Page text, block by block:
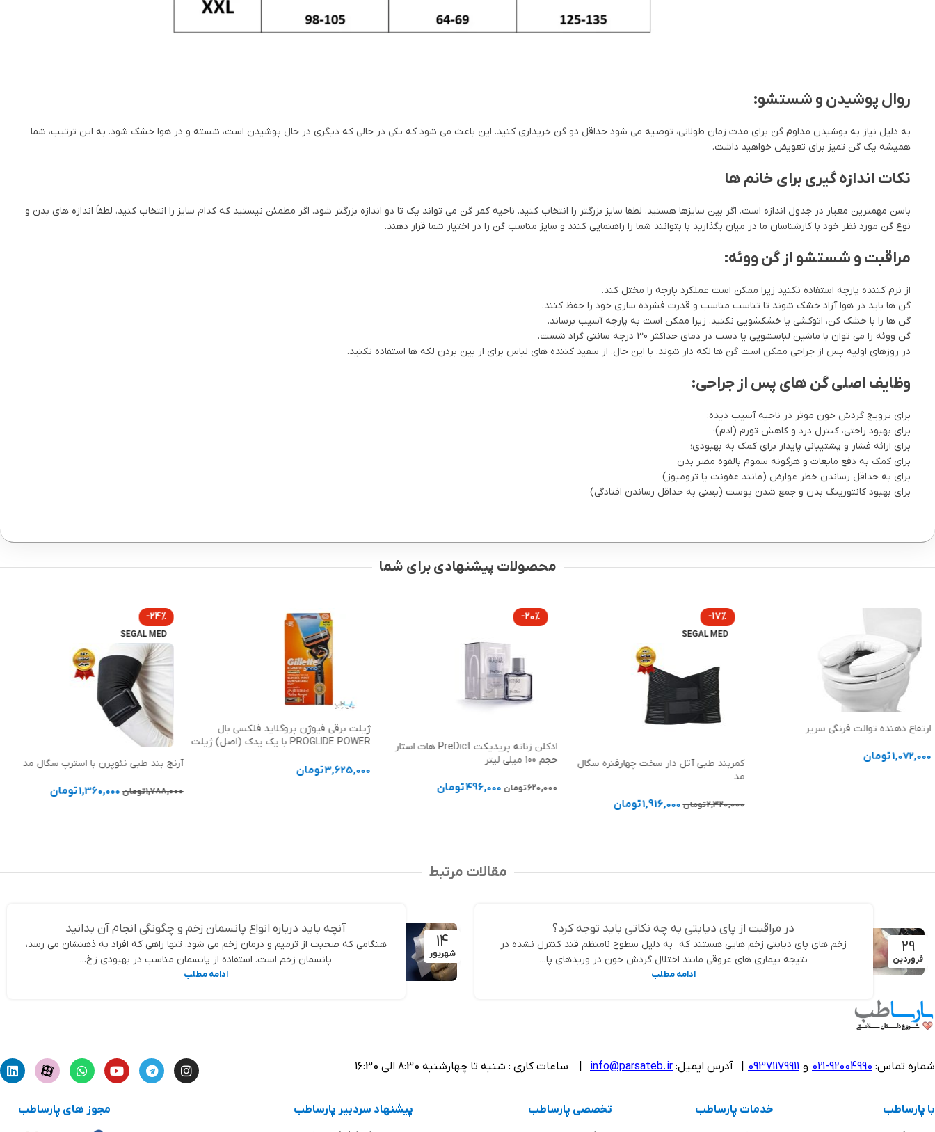
روال پوشیدن و شستشو:
به دلیل نیاز به پوشیدن مداوم گن برای مدت زمان طولانی، توصیه می شود حداقل دو گن خریداری کنید. این باعث می شود که یکی در حالی که دیگری در حال پوشیدن است، شسته و در هوا خشک شود. به این ترتیب، شما
همیشه یک گن تمیز برای تعویض خواهید داشت.
نکات اندازه گیری برای خانم ها
باسن مهمترین معیار در جدول اندازه است. اگر بین سایزها هستید، لطفا سایز بزرگتر را انتخاب کنید. ناحیه کمر گن می تواند یک تا دو اندازه بزرگتر شود. اگر مطمئن نیستید که کدام سایز را انتخاب کنید، لطفاً اندازه های بدن و
نوع گن مورد نظر خود با کارشناسان ما در میان بگذارید با بتوانند شما را راهنمایی کنند و سایز مناسب گن را در اختیار شما قرار دهند.
مراقبت و شستشو از گن ووئه:
از نرم کننده پارچه استفاده نکنید زیرا ممکن است عملکرد پارچه را مختل کند.
گن ها باید در هوا آزاد خشک شوند تا تناسب مناسب و قدرت فشرده سازی خود را حفظ کنند.
گن ها را با خشک کن، اتوکشی یا خشکشویی نکنید، زیرا ممکن است به پارچه آسیب برساند.
گن ووئه را می توان با ماشین لباسشویی یا دست در دمای حداکثر 30 درجه سانتی گراد شست.
در روزهای اولیه پس از جراحی ممکن است گن ها لکه دار شوند. با این حال، از سفید کننده های لباس برای از بین بردن لکه ها استفاده نکنید.
وظایف اصلی گن های پس از جراحی:
برای ترویج گردش خون موثر در ناحیه آسیب دیده؛
برای بهبود راحتی، کنترل درد و کاهش تورم (ادم)؛
برای ارائه فشار و پشتیبانی پایدار برای کمک به بهبودی؛
برای کمک به دفع مایعات و هرگونه سموم بالقوه مضر بدن
برای به حداقل رساندن خطر عوارض (مانند عفونت یا ترومبوز)
برای بهبود کانتورینگ بدن و جمع شدن پوست (یعنی به حداقل رساندن افتادگی)
محصولات پیشنهادی برای شما
ارتفاع دهنده توالت فرنگی سریر
1,072,000تومان
-17%
SEGAL MED
کمربند طبی آتل دار سخت چهارفنره سگال
مد
2,320,000تومان 1,916,000تومان
-20%
ادکلن زنانه پریدیکت PreDict هات استار
حجم 100 میلی لیتر
620,000تومان 496,000تومان
ژیلت برقی فیوژن پروگلاید فلکسی بال
PROGLIDE POWER با یک یدک (اصل) ژیلت
3,625,000تومان
-24%
SEGAL MED
آرنج بند طبی نئوپرن با استرپ سگال مد
1,788,000تومان 1,360,000تومان
مقالات مرتبط
29
فروردین
در مراقبت از پای دیابتی به چه نکاتی باید توجه کرد؟
زخم های پای دیابتی زخم هایی هستند که به دلیل سطوح نامنظم قند کنترل نشده در
نتیجه بیماری های عروقی مانند اختلال گردش خون در وریدهای پا...
ادامه مطلب
14
شهریور
آنچه باید درباره انواع پانسمان زخم و چگونگی انجام آن بدانید
هنگامی که صحبت از ترمیم و درمان زخم می شود، تنها راهی که افراد به ذهنشان می رسد،
پانسمان زخم است. استفاده از پانسمان مناسب در بهبودی زخ...
ادامه مطلب
شماره تماس: 92004990-021 و 09371179911 آدرس ایمیل: info@parsateb.ir | ساعات کاری : شنبه تا چهارشنبه 8:30 الی 16:30
با پارساطب خدمات پارساطب تخصصی پارساطب پیشنهاد سردبیر پارساطب مجوز های پارساطب